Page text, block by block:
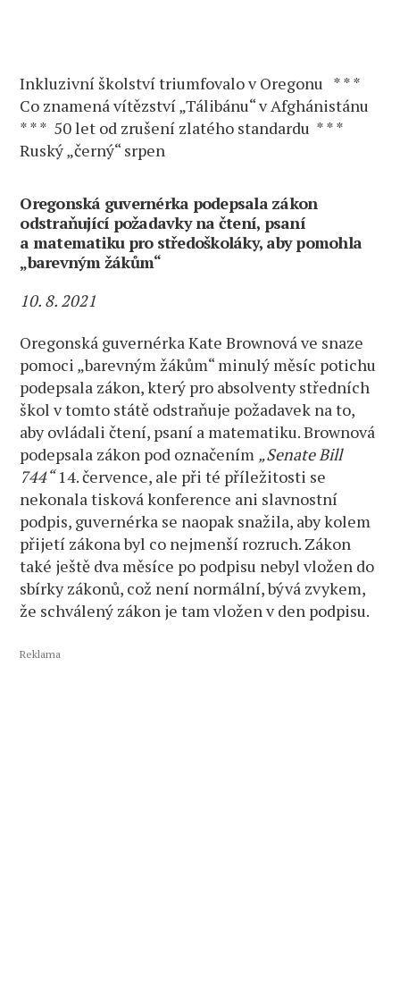
Inkluzivní školství triumfovalo v Oregonu * * *
Co znamená vítězství „Tálibánu“ v Afghánistánu
* * * 50 let od zrušení zlatého standardu * * *
Ruský „černý“ srpen
Oregonská guvernérka podepsala zákon
odstraňující požadavky na čtení, psaní
a matematiku pro středoškoláky, aby pomohla
„barevným žákům“
10. 8. 2021
Oregonská guvernérka Kate Brownová ve snaze
pomoci „barevným žákům“ minulý měsíc potichu
podepsala zákon, který pro absolventy středních
škol v tomto státě odstraňuje požadavek na to,
aby ovládali čtení, psaní a matematiku. Brownová
podepsala zákon pod označením „Senate Bill
744“14. července, ale při té příležitosti se
nekonala tisková konference ani slavnostní
podpis, guvernérka se naopak snažila, aby kolem
přijetí zákona byl co nejmenší rozruch. Zákon
také ještě dva měsíce po podpisu nebyl vložen do
sbírky zákonů, což není normální, bývá zvykem,
že schválený zákon je tam vložen v den podpisu.
Reklama